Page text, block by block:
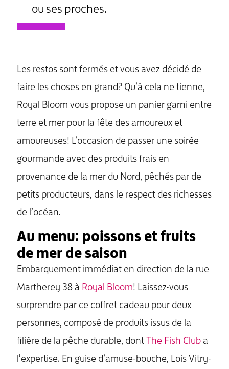
ou ses proches.
Les restos sont fermés et vous avez décidé de
faire les choses en grand? Qu’à cela ne tienne,
Royal Bloom vous propose un panier garni entre
terre et mer pour la fête des amoureux et
amoureuses! L’occasion de passer une soirée
gourmande avec des produits frais en
provenance de la mer du Nord, pêchés par de
petits producteurs, dans le respect des richesses
de l’océan.
Au menu: poissons et fruits
de mer de saison
Embarquement immédiat en direction de la rue
Martherey 38 à Royal Bloom! Laissez-vous
surprendre par ce coffret cadeau pour deux
personnes, composé de produits issus de la
filière de la pêche durable, dont The Fish Cluba
l’expertise. En guise d’amuse-bouche, Lois Vitry-